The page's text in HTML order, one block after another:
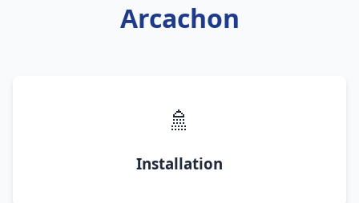
Arcachon
🚿
Installation